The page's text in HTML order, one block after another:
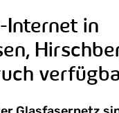
Internet in